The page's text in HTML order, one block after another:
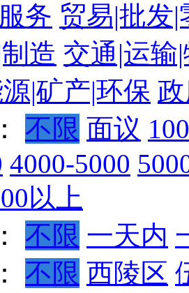
务 贸易|批发
造 交通|运输
|矿产|环保
不限 面议
4000-5000
以上
不限 一天内
不限 西陵区